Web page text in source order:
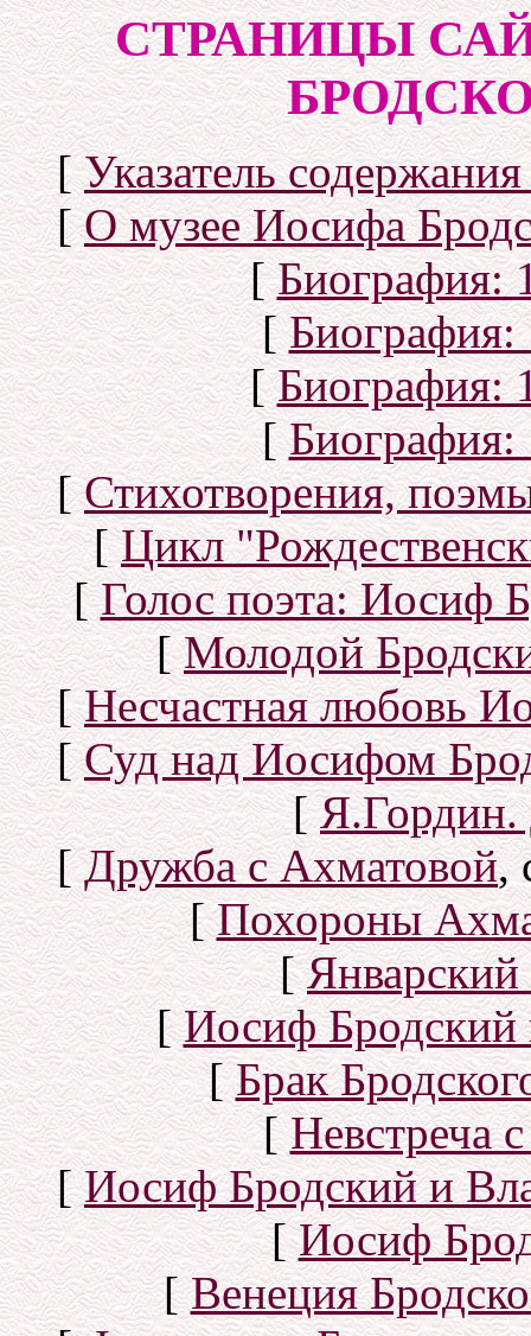
СТРАНИЦЫ
[Указатель
[О музее Иосифа
[Биография:
[Биография:
[Биография:
[Биография:
[Стихотворения,
[Цикл
[Голос поэта: Иосиф
[Молодой
[Несчастная любовь
[Суд над Иосифом
[Я.Гордин.
[Дружба с Ахматовой,
[Похороны
[Январский
[Иосиф Бродский
[Брак
[Невстреча
[Иосиф Бродский и
[Иосиф
[Венеция